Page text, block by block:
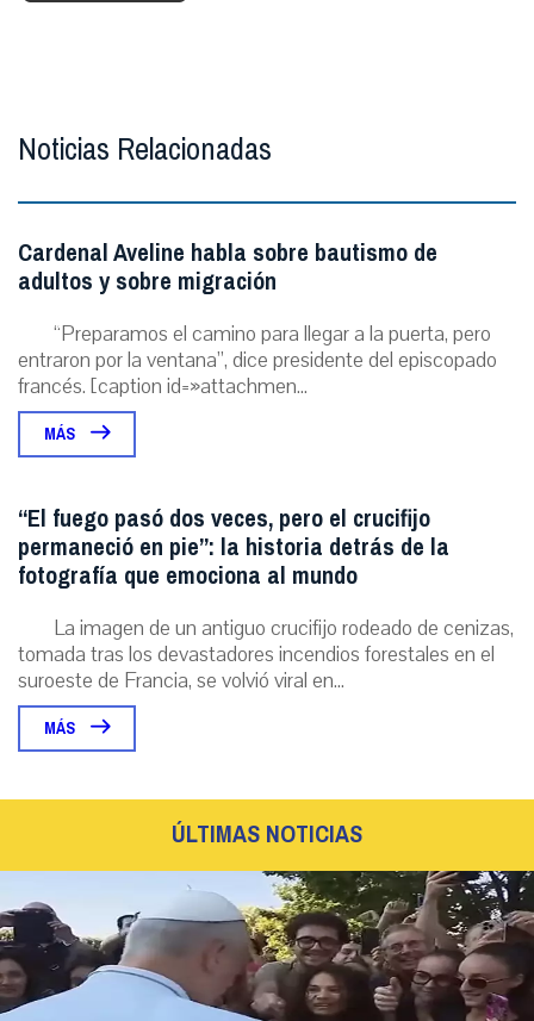
Noticias Relacionadas
Cardenal Aveline habla sobre bautismo de
adultos y sobre migración
“Preparamos el camino para llegar a la puerta, pero
entraron por la ventana”, dice presidente del episcopado
francés. [caption id=»attachmen...
MÁS
“El fuego pasó dos veces, pero el crucifijo
permaneció en pie”: la historia detrás de la
fotografía que emociona al mundo
La imagen de un antiguo crucifijo rodeado de cenizas,
tomada tras los devastadores incendios forestales en el
suroeste de Francia, se volvió viral en...
MÁS
ÚLTIMAS NOTICIAS